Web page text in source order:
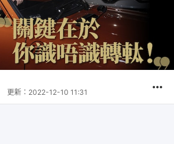
更新： 2022-12-10 11:31